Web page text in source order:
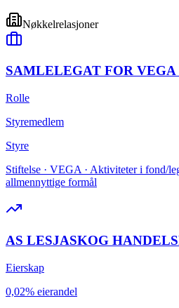
Nøkkelrelasjoner
SAMLELEGAT FOR
Rolle
Styremedlem
Styre
Stiftelse · VEGA · Aktiviteter i fond/
allmennyttige formål
AS LESJASKOG
Eierskap
0,02% eierandel